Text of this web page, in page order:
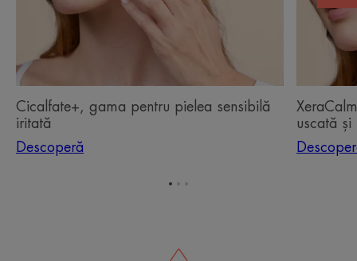
iritată
Cicalfate+, gama pentru pielea sensibilă
iritată
Descoperă
foarte
uscată
eczeme
uscată și